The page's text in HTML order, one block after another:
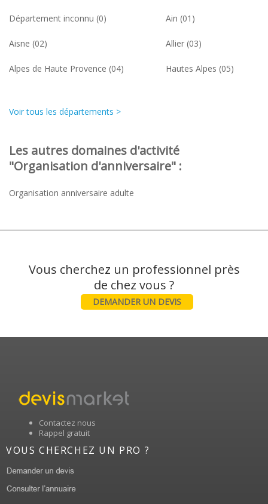
Département inconnu (0) Ain (01)
Aisne (02) Allier (03)
Alpes de Haute Provence (04) Hautes Alpes (05)
Voir tous les départements >
Les autres domaines d'activité
"Organisation d'anniversaire" :
Organisation anniversaire adulte
Vous cherchez un professionnel près
DEMANDER UN DEVIS
Contactez nous
Rappel gratuit
VOUS CHERCHEZ UN PRO ?